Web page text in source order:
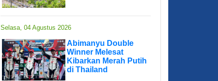
Selasa, 04 Agustus 2026
Abimanyu Double
Winner Melesat
Kibarkan Merah Putih
di Thailand